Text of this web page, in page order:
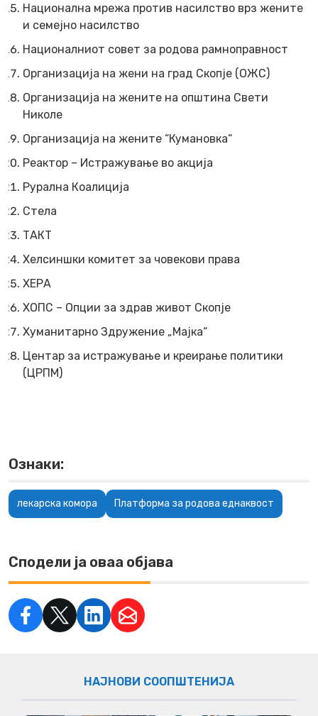
Национална мрежа против насилство врз жените
и семејно насилство
Националниот совет за родова рамноправност
Организација на жени на град Скопје (ОЖС)
Организација на жените на општина Свети
Николе
Организација на жените “Кумановка“
Реактор – Истражување во акција
Рурална Коалиција
Стела
ТАКТ
Хелсиншки комитет за човекови права
ХЕРА
ХОПС – Опции за здрав живот Скопје
Хуманитарно Здружение „Мајка“
Центар за истражување и креирање политики
(ЦРПМ)
Ознаки:
лекарска комора Платформа за родова еднаквост
Сподели ја оваа објава
НАЈНОВИ СООПШТЕНИЈА